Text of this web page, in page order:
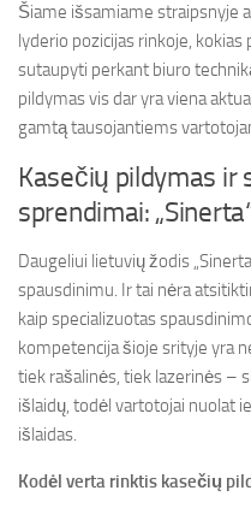
Šiame išsamiame straipsnyje
lyderio pozicijas rinkoje, kokias
sutaupyti perkant biuro
pildymas vis dar yra viena
gamtą tausojantiems
Kasečių pildymas ir
sprendimai:
Daugeliui lietuvių žodis
spausdinimu. Ir tai nėra
kaip specializuotas
kompetencija šioje srityje yra
tiek rašalinės, tiek lazerinės –
išlaidų, todėl vartotojai nuolat
išlaidas.
Kodėl verta rinktis kasečių